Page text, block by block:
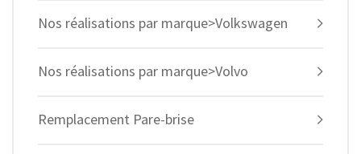
Nos réalisations par marque>Volkswagen
Nos réalisations par marque>Volvo
Remplacement Pare-brise